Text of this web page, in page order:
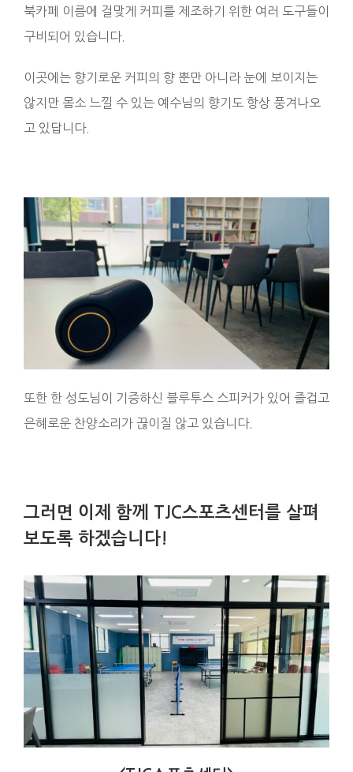
북카페 이름에 걸맞게 커피를 제조하기 위한 여러 도구들이
구비되어 있습니다.
이곳에는 향기로운 커피의 향 뿐만 아니라 눈에 보이지는
않지만 몸소 느낄 수 있는 예수님의 향기도 항상 풍겨나오
고 있답니다.
또한 한 성도님이 기증하신 블루투스 스피커가 있어 즐겁고
은혜로운 찬양소리가 끊이질 않고 있습니다.
그러면 이제 함께 TJC스포츠센터를 살펴
보도록 하겠습니다!